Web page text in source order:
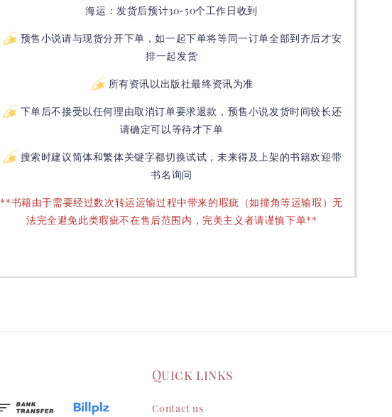
海运：发货后预计30-50个工作日收到
预售小说请与现货分开下单，如一起下单将等同一订单全部到齐后才安
排一起发货
所有资讯以出版社最终资讯为准
下单后不接受以任何理由取消订单要求退款，预售小说发货时间较长还
请确定可以等待才下单
搜索时建议简体和繁体关键字都切换试试，未来得及上架的书籍欢迎带
书名询问
**书籍由于需要经过数次转运运输过程中带来的瑕疵（如撞角等运输瑕）无
法完全避免此类瑕疵不在售后范围内，完美主义者请谨慎下单**
Quick links
Contact us